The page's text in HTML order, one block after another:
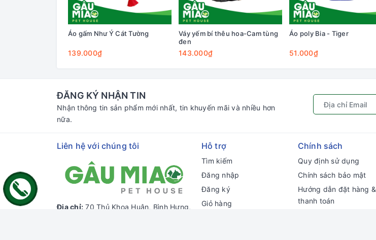
Áo gấm Như Ý Cát Tường
139.000₫
Váy yếm bí thêu hoa-Cam tùng
đen
143.000₫
Áo poly Bia - Tiger
51.000₫
ĐĂNG KÝ NHẬN TIN
Nhận thông tin sản phẩm mới nhất, tin khuyến mãi và nhiều hơn
nữa.
Liên hệ với chúng tôi
Địa chỉ: 70 Thủ Khoa Huân, Bình Hưng,
Hỗ trợ
Tìm kiếm
Đăng nhập
Đăng ký
Giỏ hàng
Chính sách
Quy định sử dụng
Chính sách bảo mật
Hướng dẫn đặt hàng &
thanh toán